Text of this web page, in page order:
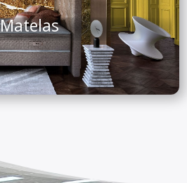
Matelas